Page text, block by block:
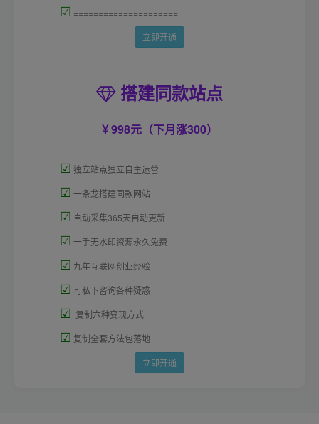
☑ =====================
立即开通
搭建同款站点
998元（下月涨300）
☑ 独立站点独立自主运营
☑ 一条龙搭建同款网站
☑ 自动采集365天自动更新
☑ 一手无水印资源永久免费
☑ 九年互联网创业经验
☑ 可私下咨询各种疑惑
☑ 复制六种变现方式
☑ 复制全套方法包落地
立即开通